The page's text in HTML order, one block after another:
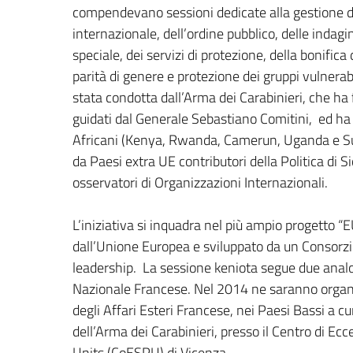
compendevano sessioni dedicate alla
internazionale, dell’ordine pubblico, delle
speciale, dei servizi di protezione, della
parità di genere e protezione dei gruppi
stata condotta dall’Arma dei Carabinieri, che
guidati dal Generale Sebastiano Comitini, ed
Africani (Kenya, Rwanda, Camerun, Uganda e
da Paesi extra UE contributori della Politica di
osservatori di Organizzazioni Internazionali.
L’iniziativa si inquadra nel più ampio progetto
dall’Unione Europea e sviluppato da un
leadership. La sessione keniota segue due
Nazionale Francese. Nel 2014 ne saranno
degli Affari Esteri Francese, nei Paesi Bassi a
dell’Arma dei Carabinieri, presso il Centro di